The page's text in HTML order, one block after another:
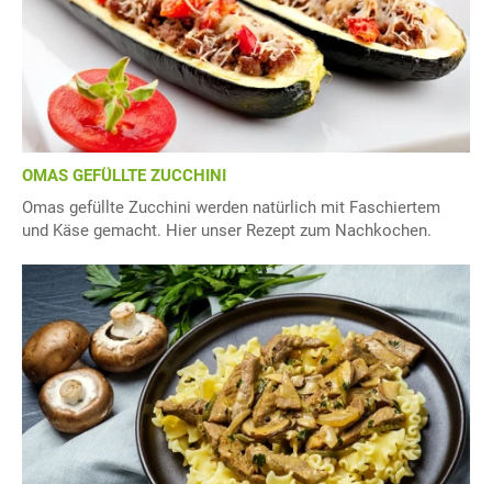
OMAS GEFÜLLTE ZUCCHINI
Omas gefüllte Zucchini werden natürlich mit Faschiertem
und Käse gemacht. Hier unser Rezept zum Nachkochen.